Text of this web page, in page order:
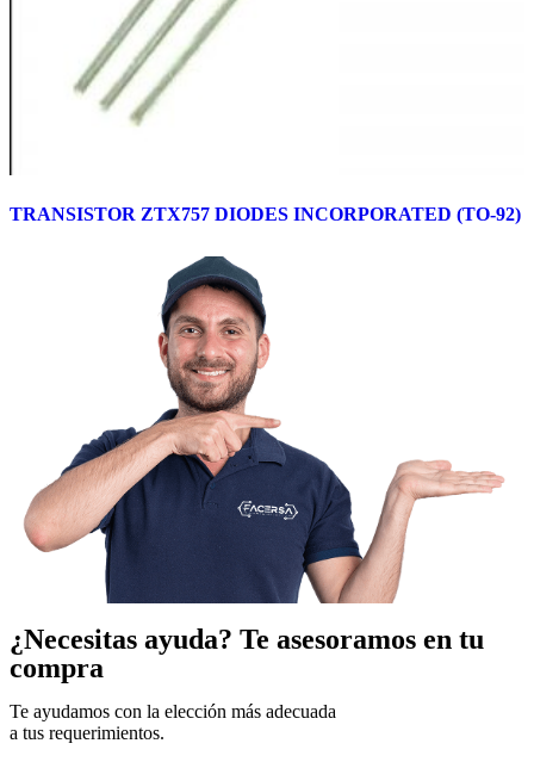
TRANSISTOR ZTX757 DIODES INCORPORATED (TO-92)
¿Necesitas ayuda? Te asesoramos en tu
compra
Te ayudamos con la elección más adecuada
a tus requerimientos.